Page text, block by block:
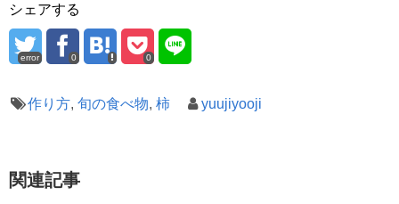
シェアする
error 0 0
作り方, 旬の食べ物, 柿 yuujiyooji
関連記事